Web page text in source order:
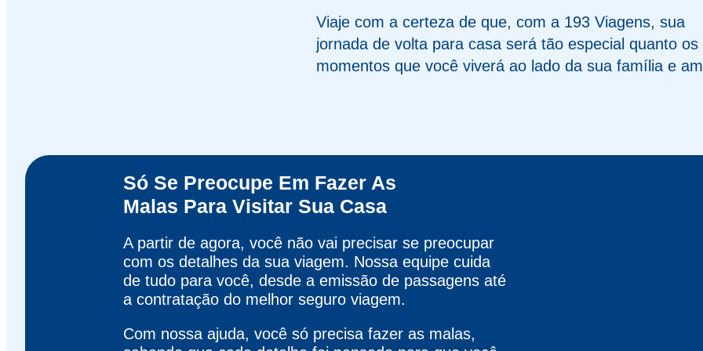
Viaje com a certeza de que, com a 193 Viagens, sua
jornada de volta para casa será tão especial quanto os
momentos que você viverá ao lado da sua família e
Só Se Preocupe Em Fazer As
Malas Para Visitar Sua Casa
A partir de agora, você não vai precisar se preocupar
com os detalhes da sua viagem. Nossa equipe cuida
de tudo para você, desde a emissão de passagens até
a contratação do melhor seguro viagem.
Com nossa ajuda, você só precisa fazer as malas,